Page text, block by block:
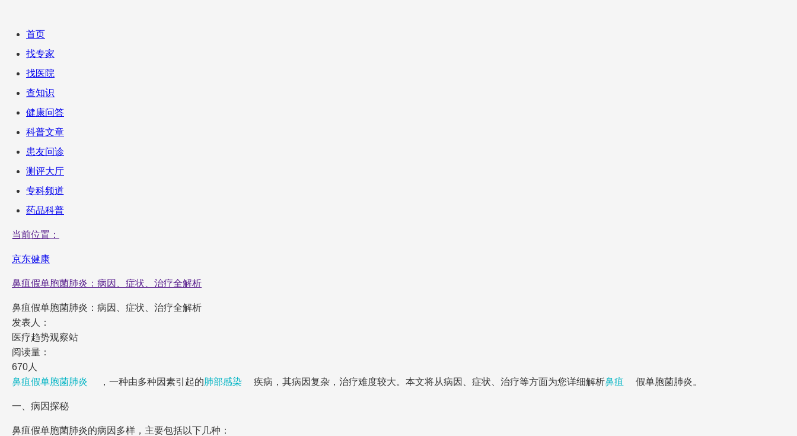
首页
找专家
找医院
查知识
健康问答
科普文章
患友问诊
测评大厅
专科频道
药品科普
当前位置：
京东健康
鼻疽假单胞菌肺炎：病因、症状、治疗全解析
鼻疽假单胞菌肺炎：病因、症状、治疗全解析
发表人：
医疗趋势观察站
阅读量：
670人
鼻疽假单胞菌肺炎
，一种由多种因素引起的肺部感染 疾病，其病因复杂，治疗难度较大。本文将从病因、症状、治疗等方面为您详细解析鼻疽 假单胞菌肺炎。
一、病因探秘
鼻疽假单胞菌肺炎的病因多样，主要包括以下几种：